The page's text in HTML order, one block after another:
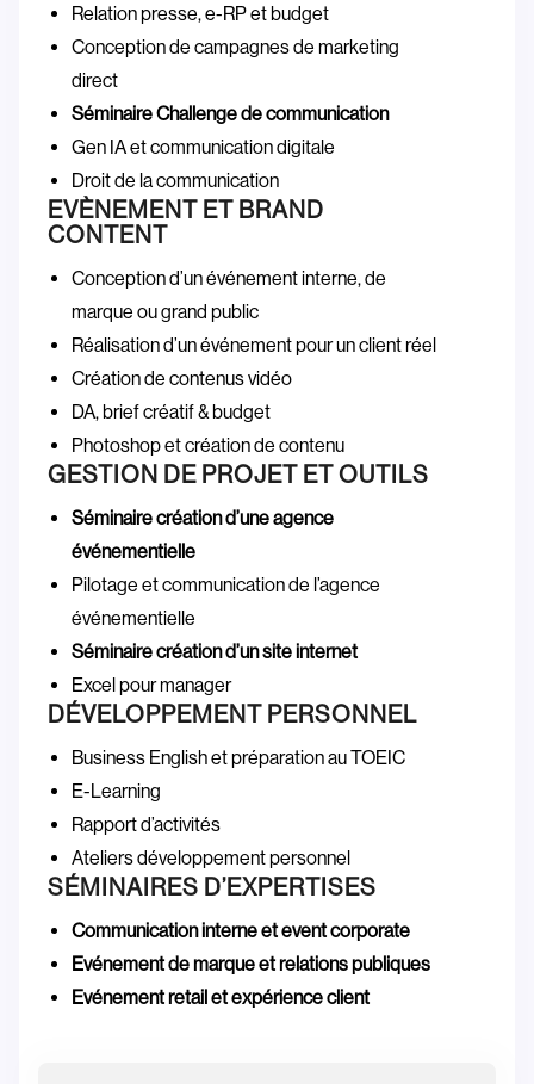
Relation presse, e-RP et budget
Conception de campagnes de marketing
direct
Séminaire Challenge de communication
Gen IA et communication digitale
Droit de la communication
EVÈNEMENT ET BRAND
CONTENT
Conception d’un événement interne, de
marque ou grand public
Réalisation d’un événement pour un client réel
Création de contenus vidéo
DA, brief créatif & budget
Photoshop et création de contenu
GESTION DE PROJET ET OUTILS
Séminaire création d’une agence
événementielle
Pilotage et communication de l’agence
événementielle
Séminaire création d’un site internet
Excel pour manager
DÉVELOPPEMENT PERSONNEL
Business English et préparation au TOEIC
E-Learning
Rapport d’activités
Ateliers développement personnel
SÉMINAIRES D’EXPERTISES
Communication interne et event corporate
Evénement de marque et relations publiques
Evénement retail et expérience client